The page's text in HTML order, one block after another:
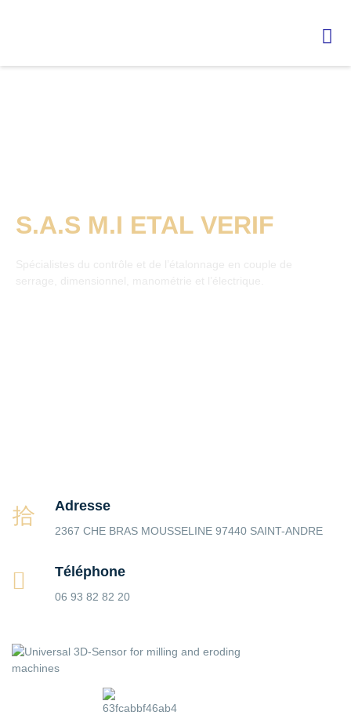
S.A.S M.I ETAL VERIF
Adresse
2367 CHE BRAS MOUSSELINE 97440 SAINT-ANDRE
Téléphone
06 93 82 82 20